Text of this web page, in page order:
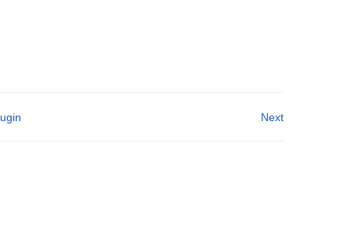
Next